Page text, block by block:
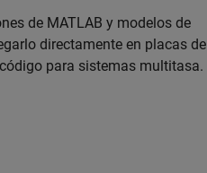
de MATLAB y modelos de
directamente en placas de
para sistemas multitasa.